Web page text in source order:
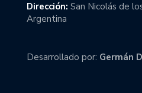
Dirección: San Nicolás de
Argentina
Desarrollado por: Germán